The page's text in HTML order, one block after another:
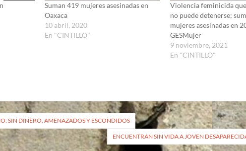
Suman 419 mujeres asesinadas en
Oaxaca
10 abril, 2020
En "CINTILLO"
Violencia feminicida
no puede detenerse;
mujeres asesinadas en
GESMujer
9 noviembre, 2021
En "CINTILLO"
SIN DINERO, AMENAZADOS Y ESCONDIDOS
ENCUENTRAN SIN VIDA A JOVEN